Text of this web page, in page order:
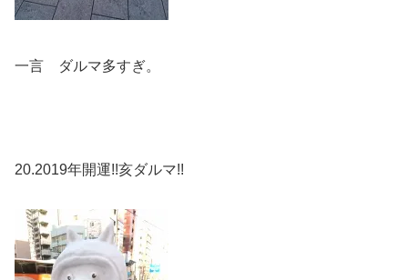
一言 ダルマ多すぎ。
20.2019年開運!!亥ダルマ!!